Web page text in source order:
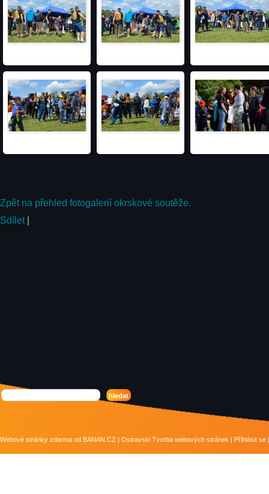
Zpět na přehled fotogalerií okrskové soutěže.
Sdílet
Webové stránky zdarma od BANAN.CZ | Ostravski Tvorba webových stránek | Přihlásit se